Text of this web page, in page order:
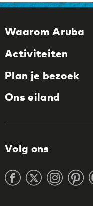
Waarom Aruba
Activiteiten
Plan je bezoek
Ons eiland
Volg ons